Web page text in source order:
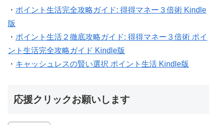
・ ポイント生活完全攻略ガイド: 得得マネー３倍術 Kindle
版
・ ポイント生活２徹底攻略ガイド: 得得マネー３倍術 ポイ
ント生活完全攻略ガイド Kindle版
・ キャッシュレスの賢い選択 ポイント生活 Kindle版
応援クリックお願いします